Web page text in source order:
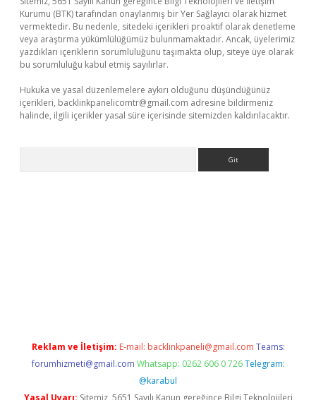
Kurumu (BTK) tarafından onaylanmış bir Yer Sağlayıcı olarak hizmet
vermektedir. Bu nedenle, sitedeki içerikleri proaktif olarak denetleme
veya araştırma yükümlülüğümüz bulunmamaktadır. Ancak, üyelerimiz
yazdıkları içeriklerin sorumluluğunu taşımakta olup, siteye üye olarak
bu sorumluluğu kabul etmiş sayılırlar.
Hukuka ve yasal düzenlemelere aykırı olduğunu düşündüğünüz
içerikleri, backlinkpanelicomtr@gmail.com adresine bildirmeniz
halinde, ilgili içerikler yasal süre içerisinde sitemizden kaldırılacaktır.
Reklam ve İletişim: E-mail: backlinkpaneli@gmail.com Teams:
forumhizmeti@gmail.com Whatsapp: 0262 606 0 726 Telegram:
@karabul
Yasal Uyarı: Sitemiz, 5651 Sayılı Kanun gereğince Bilgi Teknolojileri